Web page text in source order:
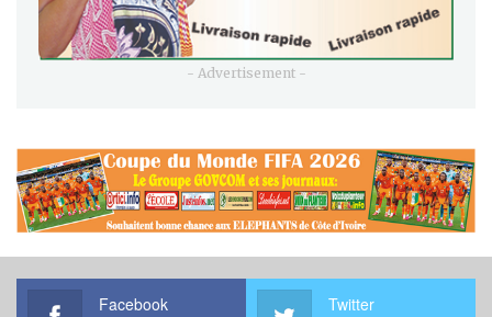
- Advertisement -
Facebook Twitter